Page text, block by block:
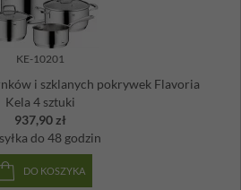
KE-10201
i szklanych pokrywek Flavoria
Kela 4 sztuki
937,90 zł
do 48 godzin
DO KOSZYKA